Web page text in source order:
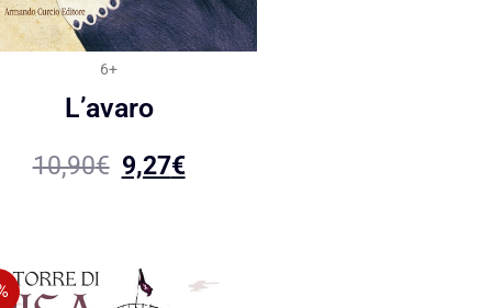
6+
L’avaro
10,90€ 9,27€